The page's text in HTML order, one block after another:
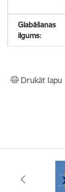
Drukāt lapu